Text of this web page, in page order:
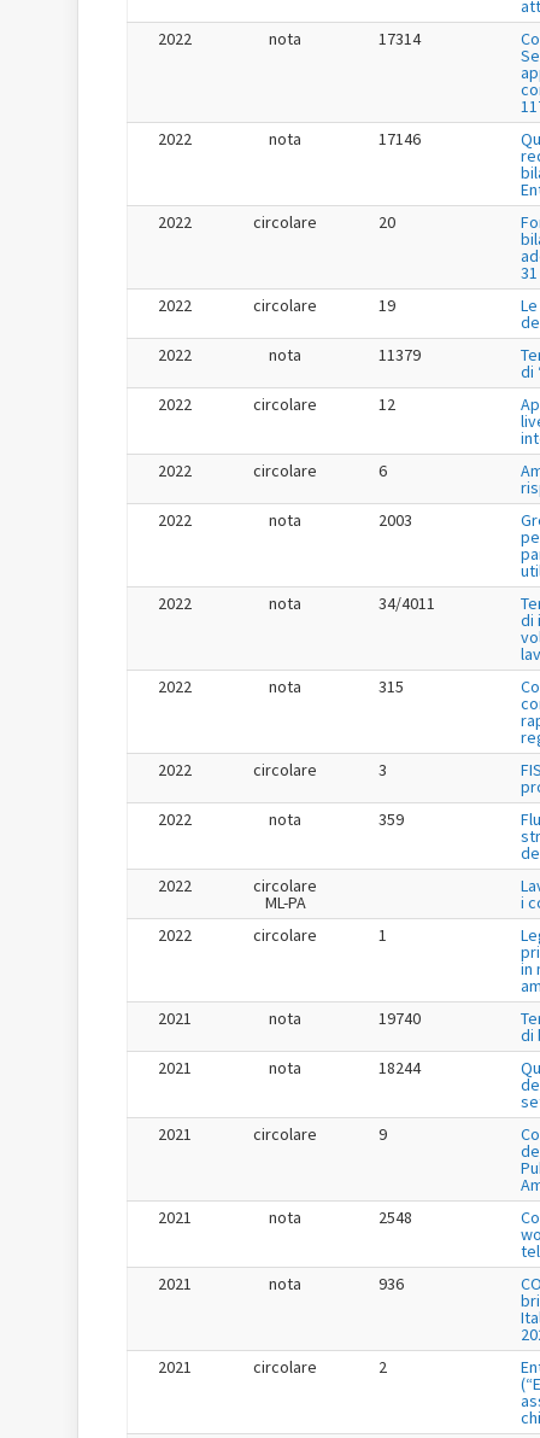
2022
nota 17314
2022
nota 17146
2022
circolare 20
2022
circolare 19
2022
nota 11379
di
2022
circolare 12
2022
circolare 6
2022
nota 2003
2022
nota 34/4011
di
2022
nota 315
2022
circolare 3
2022
nota 359
2022
circolare
ML-PA
i
2022
circolare 1
in
2021
nota 19740
di
2021
nota 18244
2021
circolare 9
2021
nota 2548
2021
nota 936
2021
circolare 2